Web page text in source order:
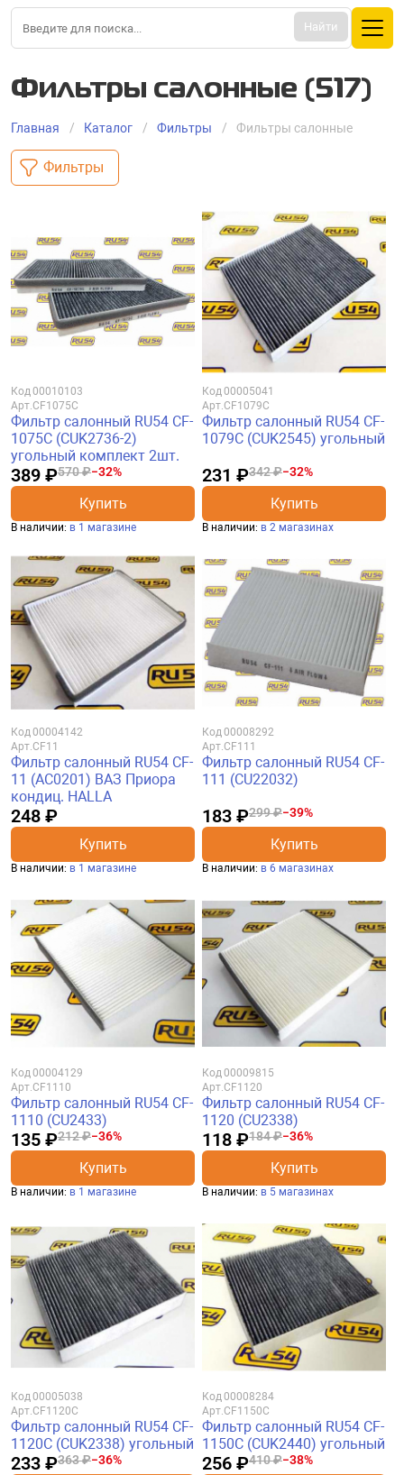
Найти
Фильтры салонные (517)
Главная Каталог Фильтры Фильтры салонные
Фильтры
Код00010103
Арт.CF1075C
Фильтр салонный RU54 CF-
1075C (CUK2736-2)
угольный комплект 2шт.
389 ₽570 ₽−32%
Купить
В наличии: в 1 магазине
Код00005041
Арт.CF1079C
Фильтр салонный RU54 CF-
1079C (CUK2545) угольный
231 ₽342 ₽−32%
Купить
В наличии: в 2 магазинах
Код00004142
Арт.CF11
Фильтр салонный RU54 CF-
11 (AC0201) ВАЗ Приора
кондиц. HALLA
248 ₽
Купить
В наличии: в 1 магазине
Код00008292
Арт.CF111
Фильтр салонный RU54 CF-
111 (CU22032)
183 ₽299 ₽−39%
Купить
В наличии: в 6 магазинах
Код00004129
Арт.CF1110
Фильтр салонный RU54 CF-
1110 (CU2433)
135 ₽212 ₽−36%
Купить
В наличии: в 1 магазине
Код00009815
Арт.CF1120
Фильтр салонный RU54 CF-
1120 (CU2338)
118 ₽184 ₽−36%
Купить
В наличии: в 5 магазинах
Код00005038
Арт.CF1120C
Фильтр салонный RU54 CF-
1120C (CUK2338) угольный
233 ₽363 ₽−36%
Код00008284
Арт.CF1150C
Фильтр салонный RU54 CF-
1150C (CUK2440) угольный
256 ₽410 ₽−38%